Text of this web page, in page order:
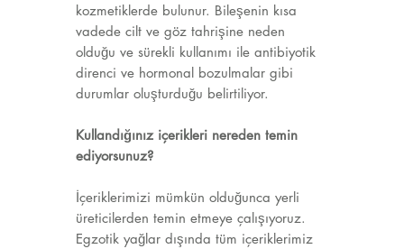
kozmetiklerde bulunur. Bileşenin kısa
vadede cilt ve göz tahrişine neden
olduğu ve sürekli kullanımı ile antibiyotik
direnci ve hormonal bozulmalar gibi
durumlar oluşturduğu belirtiliyor.
Kullandığınız içerikleri nereden temin
ediyorsunuz?
İçeriklerimizi mümkün olduğunca yerli
üreticilerden temin etmeye çalışıyoruz.
Egzotik yağlar dışında tüm içeriklerimiz